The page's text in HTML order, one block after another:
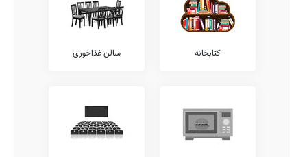
خدمات را نظیر آموزش های مهارتی، آموزش های تخصصی ورزشی،
آموزش زبان عربی، آموزش کامپیوتر، آموزش موسیقی، کلاس های
آموزش خوشنویسی، کلاس های آمادگی المپیاد، و... شامل می شود.
آموزش قرآن، آموزش زبان انگلیسی، کلاس های روش صحیح تست زنی،
و... توسط مدارس قابل ارائه می باشد.
شما می توانید جهت کسب اطلاع بیشتر در خصوص خدمات فوق برنامه
کتابخانه سالن غذاخوری